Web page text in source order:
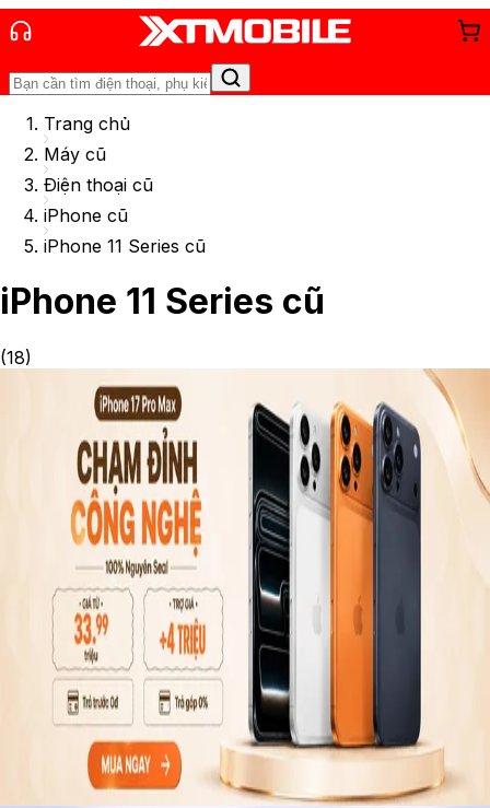
Trang chủ
Máy cũ
Điện thoại cũ
iPhone cũ
iPhone 11 Series cũ
iPhone 11 Series cũ
(18)